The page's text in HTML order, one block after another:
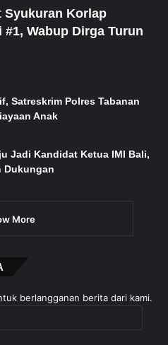
Syukuran Korlap
Wabup Dirga Turun
Satreskrim Polres Tabanan
Anak
Jadi Kandidat Ketua IMI Bali,
Dukungan
More
berlangganan berita dari kami.